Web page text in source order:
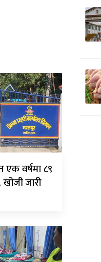
वर्षमा ८९
खोजी जारी